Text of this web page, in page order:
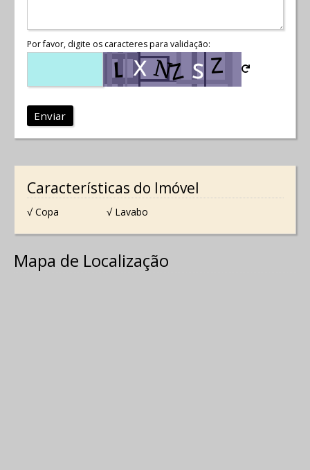
Por favor, digite os caracteres para validação:
Enviar
Características do Imóvel
√ Copa √ Lavabo
Mapa de Localização